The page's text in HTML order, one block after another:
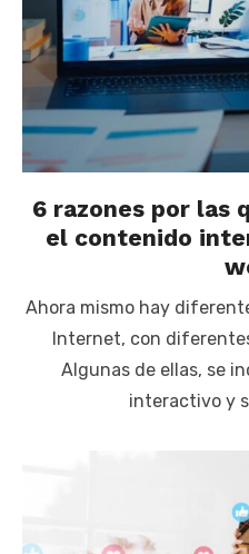
6 razones por las
el contenido
Ahora mismo hay
Internet, con
Algunas de ellas, se
interactivo y